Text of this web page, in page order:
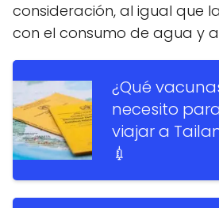
consideración, al igual que
con el consumo de agua y
¿Qué
necesito para
viajar a
💉